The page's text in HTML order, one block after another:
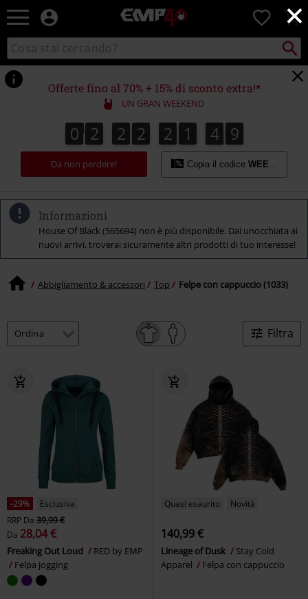
×
EMP
Musica,
Serie
TV
&
Videogame
merch
Abbigliamento
Alternativo
0
Cerca
nel
catalogo
Cerca
Punto
di
ritiro
Offerte fino al 70% + 15% di sconto extra!*
UN GRAN WEEKEND
0
0 2
2 2
2 2
2 2
2 1
1 4
5
4 7
8
7
9
8
Da non perdere! Copia il codice WEEKEND
Informazioni
House Of Black (565694) non è più disponibile. Dai unocchiata ai
nuovi arrivi, troverai sicuramente altri prodotti di tuo interesse!
Abbigliamento & accessori Top Felpe con cappuccio (1033)
Filtra
-29%
Esclusiva
RRP Da 39,99 €
Da 28,04 €
Freaking Out Loud
RED by EMP
Felpa jogging
Quasi esaurito Novità
140,99 €
Lineage of Dusk
Stay Cold
Apparel
Felpa con cappuccio